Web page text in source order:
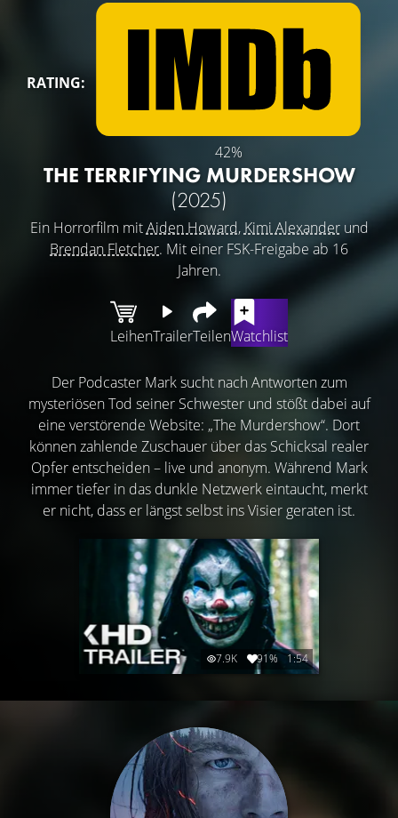
RATING:
42%
THE TERRIFYING MURDERSHOW
(2025)
Ein Horrorfilm mitAiden Howard, Kimi Alexanderund
Brendan Fletcher. Mit einer FSK-Freigabe ab 16
Jahren.
LeihenTrailerTeilenWatchlist
Der Podcaster Mark sucht nach Antworten zum
mysteriösen Tod seiner Schwester und stößt dabei auf
eine verstörende Website: „The Murdershow“. Dort
können zahlende Zuschauer über das Schicksal realer
Opfer entscheiden – live und anonym. Während Mark
immer tiefer in das dunkle Netzwerk eintaucht, merkt
er nicht, dass er längst selbst ins Visier geraten ist.
7.9K 91% 1:54